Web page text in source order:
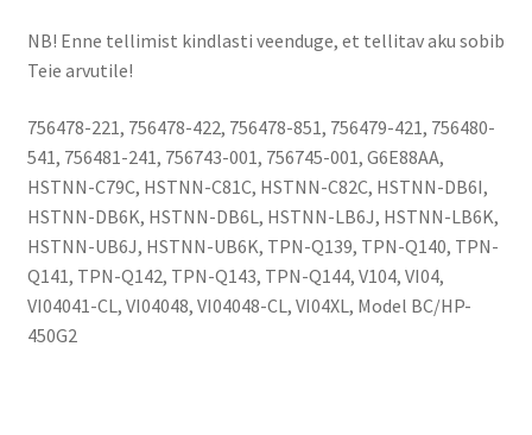
kogus
NB! Enne tellimist kindlasti veenduge, et tellitav aku sobib
Teie arvutile!
756478-221, 756478-422, 756478-851, 756479-421, 756480-
541, 756481-241, 756743-001, 756745-001, G6E88AA,
HSTNN-C79C, HSTNN-C81C, HSTNN-C82C, HSTNN-DB6I,
HSTNN-DB6K, HSTNN-DB6L, HSTNN-LB6J, HSTNN-LB6K,
HSTNN-UB6J, HSTNN-UB6K, TPN-Q139, TPN-Q140, TPN-
Q141, TPN-Q142, TPN-Q143, TPN-Q144, V104, VI04,
VI04041-CL, VI04048, VI04048-CL, VI04XL, Model BC/HP-
450G2